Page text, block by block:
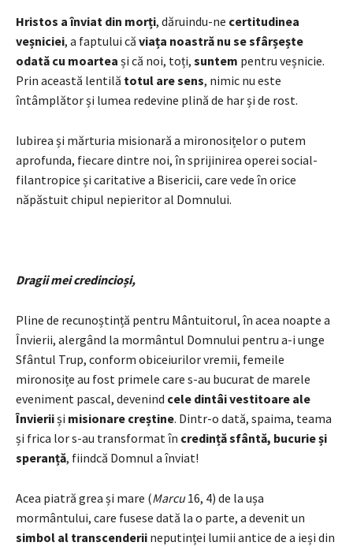
Hristos a înviat din morți, dăruindu-ne certitudinea
veșniciei, a faptului că viața noastră nu se sfârșește
odată cu moartea și că noi, toți, suntem pentru veșnicie.
Prin această lentilă totul are sens, nimic nu este
întâmplător și lumea redevine plină de har și de rost.
Iubirea și mărturia misionară a mironosițelor o putem
aprofunda, fiecare dintre noi, în sprijinirea operei social-
filantropice și caritative a Bisericii, care vede în orice
năpăstuit chipul nepieritor al Domnului.
Dragii mei credincioși,
Pline de recunoștință pentru Mântuitorul, în acea noapte a
Învierii, alergând la mormântul Domnului pentru a-i unge
Sfântul Trup, conform obiceiurilor vremii, femeile
mironosițe au fost primele care s-au bucurat de marele
eveniment pascal, devenind cele dintâi vestitoare ale
Învieriiși misionare creștine. Dintr-o dată, spaima, teama
și frica lor s-au transformat în credință sfântă, bucurie și
speranță, fiindcă Domnul a înviat!
Acea piatră grea și mare (Marcu16, 4) de la ușa
mormântului, care fusese dată la o parte, a devenit un
simbol al transcenderii neputinței lumii antice de a ieși din